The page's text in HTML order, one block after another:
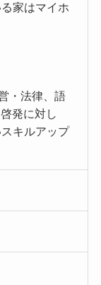
家はマイホ
・法律、語
啓発に対し
キルアップ